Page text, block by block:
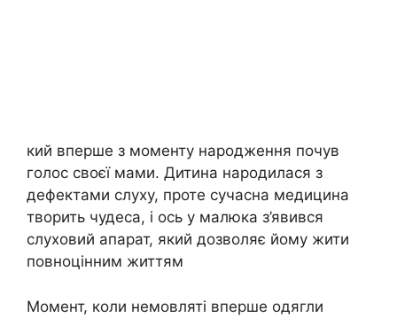
кий вперше з моменту народження почув
голос своєї мами. Дитина народилася з
дефектами слуху, проте сучасна медицина
творить чудеса, і ось у малюка з’явився
слуховий апарат, який дозволяє йому жити
повноцінним життям
Момент, коли немовляті вперше одягли